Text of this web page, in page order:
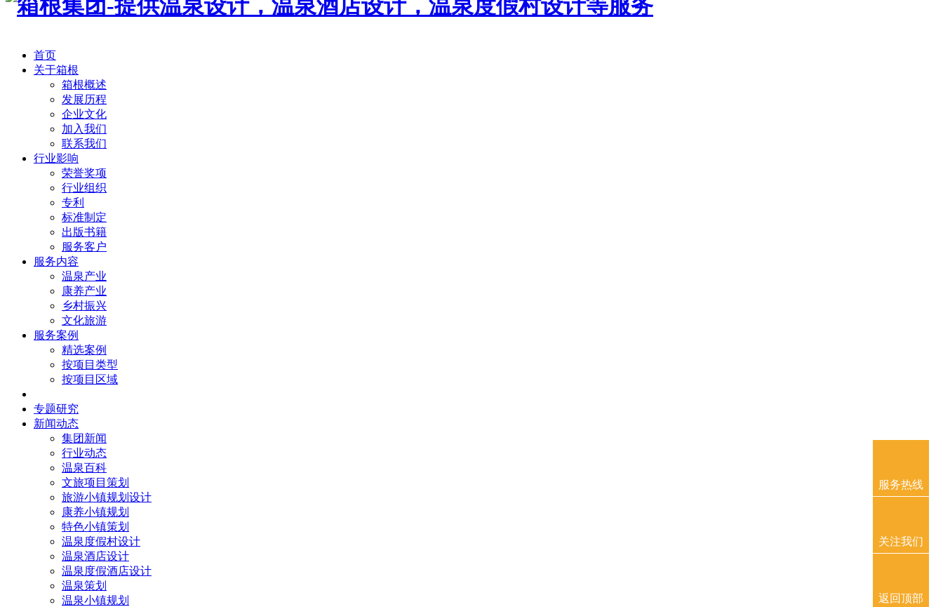
首页
关于箱根
箱根概述
发展历程
企业文化
加入我们
联系我们
行业影响
荣誉奖项
行业组织
专利
标准制定
出版书籍
服务客户
服务内容
温泉产业
康养产业
乡村振兴
文化旅游
服务案例
精选案例
按项目类型
按项目区域
专题研究
新闻动态
集团新闻
行业动态
温泉百科
文旅项目策划
旅游小镇规划设计
康养小镇规划
特色小镇策划
温泉度假村设计
温泉酒店设计
温泉度假酒店设计
温泉策划
温泉小镇规划
服务热线
关注我们
返回顶部